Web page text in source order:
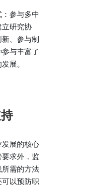
参与多中
研究协
、参与制
与丰富了
展。
展的核心
求外，监
需的方法
以预防职